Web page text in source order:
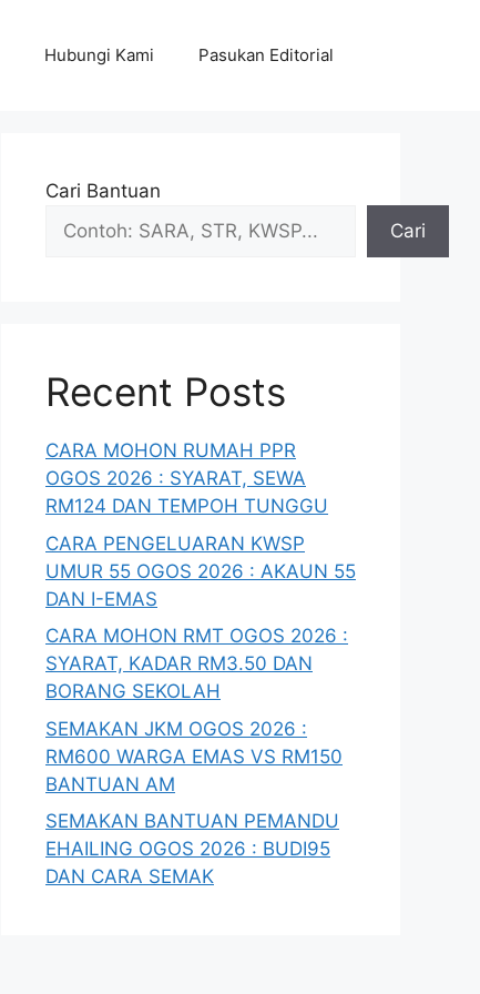
Hubungi Kami Pasukan Editorial
Cari Bantuan
Cari
Recent Posts
CARA MOHON RUMAH PPR
OGOS 2026 : SYARAT, SEWA
RM124 DAN TEMPOH TUNGGU
CARA PENGELUARAN KWSP
UMUR 55 OGOS 2026 : AKAUN 55
DAN I-EMAS
CARA MOHON RMT OGOS 2026 :
SYARAT, KADAR RM3.50 DAN
BORANG SEKOLAH
SEMAKAN JKM OGOS 2026 :
RM600 WARGA EMAS VS RM150
BANTUAN AM
SEMAKAN BANTUAN PEMANDU
EHAILING OGOS 2026 : BUDI95
DAN CARA SEMAK